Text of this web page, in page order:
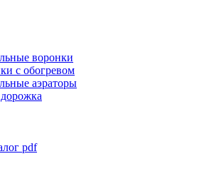
воронки
с обогревом
аэраторы
pdf